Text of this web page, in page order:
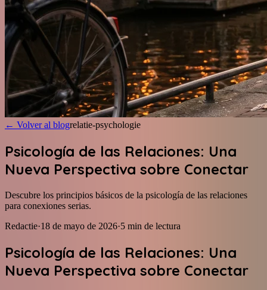
← Volver al blogrelatie-psychologie
Psicología de las Relaciones: Una
Nueva Perspectiva sobre Conectar
Descubre los principios básicos de la psicología de las relaciones
para conexiones serias.
Redactie·18 de mayo de 2026·5 min de lectura
Psicología de las Relaciones: Una
Nueva Perspectiva sobre Conectar